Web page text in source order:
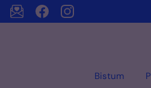
Bistum